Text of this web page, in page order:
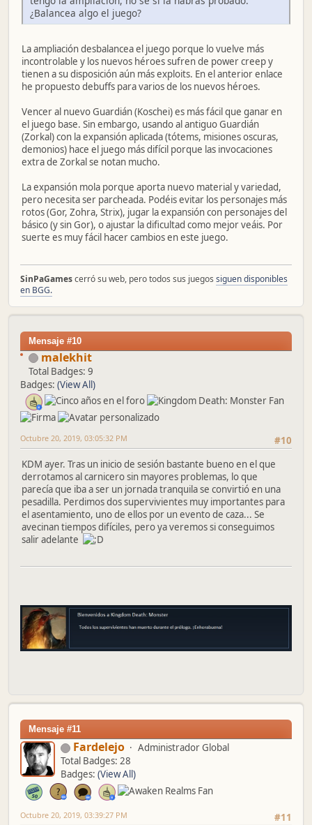
¿Balancea algo el juego?
La ampliación desbalancea el juego porque lo vuelve más
incontrolable y los nuevos héroes sufren de power creep y
tienen a su disposición aún más exploits. En el anterior enlace
he propuesto debuffs para varios de los nuevos héroes.
Vencer al nuevo Guardián (Koschei) es más fácil que ganar en
el juego base. Sin embargo, usando al antiguo Guardián
(Zorkal) con la expansión aplicada (tótems, misiones oscuras,
demonios) hace el juego más difícil porque las invocaciones
extra de Zorkal se notan mucho.
La expansión mola porque aporta nuevo material y variedad,
pero necesita ser parcheada. Podéis evitar los personajes más
rotos (Gor, Zohra, Strix), jugar la expansión con personajes del
básico (y sin Gor), o ajustar la dificultad como mejor veáis. Por
suerte es muy fácil hacer cambios en este juego.
SinPaGamescerró su web, pero todos sus juegos siguen disponibles
en BGG.
Mensaje #10
malekhit
Total Badges: 9
Badges: (View All)
#10
Octubre 20, 2019, 03:05:32 PM
KDM ayer. Tras un inicio de sesión bastante bueno en el que
derrotamos al carnicero sin mayores problemas, lo que
parecía que iba a ser un jornada tranquila se convirtió en una
pesadilla. Perdimos dos supervivientes muy importantes para
el asentamiento, uno de ellos por un evento de caza... Se
avecinan tiempos difíciles, pero ya veremos si conseguimos
salir adelante
Mensaje #11
Fardelejo
Administrador Global
Total Badges: 28
Badges: (View All)
#11
Octubre 20, 2019, 03:39:27 PM